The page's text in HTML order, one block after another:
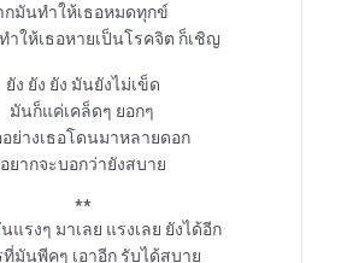
กมันทำให้เธอหมดทุกข์
ำให้เธอหายเป็นโรคจิต ก็เชิญ
ยัง ยัง ยัง มันยังไม่เข็ด
มันก็แค่เคล็ดๆ ยอกๆ
อย่างเธอโดนมาหลายดอก
อยากจะบอกว่ายังสบาย
**
แรงๆ มาเลย แรงเลย ยังได้อีก
ที่มันพีคๆ เอาอีก รับได้สบาย